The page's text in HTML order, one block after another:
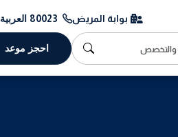
بوابة المريض 80023 العربية
احجز موعد